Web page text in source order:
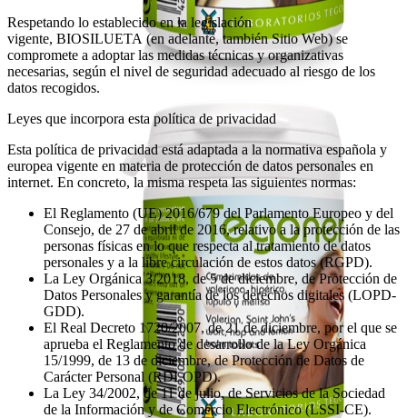
Respetando lo establecido en la legislación
vigente, BIOSILUETA (en adelante, también Sitio Web) se
compromete a adoptar las medidas técnicas y organizativas
necesarias, según el nivel de seguridad adecuado al riesgo de los
datos recogidos.
Leyes que incorpora esta política de privacidad
Esta política de privacidad está adaptada a la normativa española y
europea vigente en materia de protección de datos personales en
internet. En concreto, la misma respeta las siguientes normas:
El Reglamento (UE) 2016/679 del Parlamento Europeo y del
Consejo, de 27 de abril de 2016, relativo a la protección de las
personas físicas en lo que respecta al tratamiento de datos
personales y a la libre circulación de estos datos (RGPD).
La Ley Orgánica 3/2018, de 5 de diciembre, de Protección de
Datos Personales y garantía de los derechos digitales (LOPD-
GDD).
El Real Decreto 1720/2007, de 21 de diciembre, por el que se
aprueba el Reglamento de desarrollo de la Ley Orgánica
15/1999, de 13 de diciembre, de Protección de Datos de
Carácter Personal (RDLOPD).
La Ley 34/2002, de 11 de julio, de Servicios de la Sociedad
de la Información y de Comercio Electrónico (LSSI-CE).